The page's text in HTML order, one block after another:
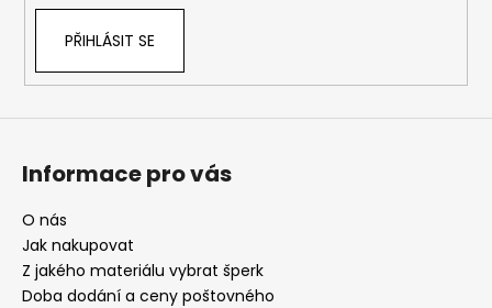
PŘIHLÁSIT SE
Informace pro vás
O nás
Jak nakupovat
Z jakého materiálu vybrat šperk
Doba dodání a ceny poštovného